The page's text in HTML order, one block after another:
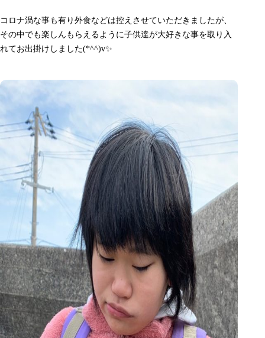
コロナ渦な事も有り外食などは控えさせていただきましたが、
その中でも楽しんもらえるように子供達が大好きな事を取り入
れてお出掛けしました(*^^)v✨